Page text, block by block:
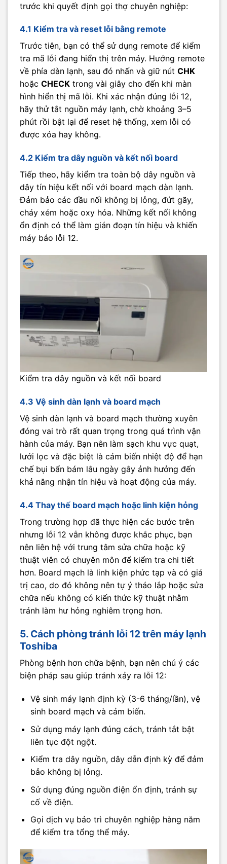
trước khi quyết định gọi thợ chuyên nghiệp:
4.1 Kiểm tra và reset lỗi bằng remote
Trước tiên, bạn có thể sử dụng remote để kiểm
tra mã lỗi đang hiển thị trên máy. Hướng remote
về phía dàn lạnh, sau đó nhấn và giữ nút CHK
hoặc CHECK trong vài giây cho đến khi màn
hình hiển thị mã lỗi. Khi xác nhận đúng lỗi 12,
hãy thử tắt nguồn máy lạnh, chờ khoảng 3–5
phút rồi bật lại để reset hệ thống, xem lỗi có
được xóa hay không.
4.2 Kiểm tra dây nguồn và kết nối board
Tiếp theo, hãy kiểm tra toàn bộ dây nguồn và
dây tín hiệu kết nối với board mạch dàn lạnh.
Đảm bảo các đầu nối không bị lỏng, đứt gãy,
cháy xém hoặc oxy hóa. Những kết nối không
ổn định có thể làm gián đoạn tín hiệu và khiến
máy báo lỗi 12.
Kiểm tra dây nguồn và kết nối board
4.3 Vệ sinh dàn lạnh và board mạch
Vệ sinh dàn lạnh và board mạch thường xuyên
đóng vai trò rất quan trọng trong quá trình vận
hành của máy. Bạn nên làm sạch khu vực quạt,
lưới lọc và đặc biệt là cảm biến nhiệt độ để hạn
chế bụi bẩn bám lâu ngày gây ảnh hưởng đến
khả năng nhận tín hiệu và hoạt động của máy.
4.4 Thay thế board mạch hoặc linh kiện hỏng
Trong trường hợp đã thực hiện các bước trên
nhưng lỗi 12 vẫn không được khắc phục, bạn
nên liên hệ với trung tâm sửa chữa hoặc kỹ
thuật viên có chuyên môn để kiểm tra chi tiết
hơn. Board mạch là linh kiện phức tạp và có giá
trị cao, do đó không nên tự ý tháo lắp hoặc sửa
chữa nếu không có kiến thức kỹ thuật nhằm
tránh làm hư hỏng nghiêm trọng hơn.
5. Cách phòng tránh lỗi 12 trên máy lạnh
Toshiba
Phòng bệnh hơn chữa bệnh, bạn nên chú ý các
biện pháp sau giúp tránh xảy ra lỗi 12:
Vệ sinh máy lạnh định kỳ (3-6 tháng/lần), vệ
sinh board mạch và cảm biến.
Sử dụng máy lạnh đúng cách, tránh tắt bật
liên tục đột ngột.
Kiểm tra dây nguồn, dây dẫn định kỳ để đảm
bảo không bị lỏng.
Sử dụng đúng nguồn điện ổn định, tránh sự
cố về điện.
Gọi dịch vụ bảo trì chuyên nghiệp hàng năm
để kiểm tra tổng thể máy.